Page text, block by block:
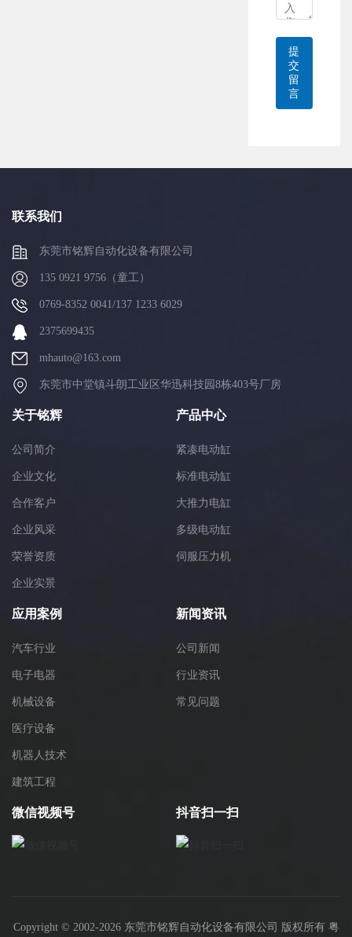
提
交
留
言
联系我们
东莞市铭辉自动化设备有限公司
135 0921 9756（童工）
0769-8352 0041/137 1233 6029
2375699435
mhauto@163.com
东莞市中堂镇斗朗工业区华迅科技园8栋403号厂房
关于铭辉
公司简介
企业文化
合作客户
企业风采
荣誉资质
企业实景
产品中心
紧凑电动缸
标准电动缸
大推力电缸
多级电动缸
伺服压力机
应用案例
汽车行业
电子电器
机械设备
医疗设备
机器人技术
建筑工程
新闻资讯
公司新闻
行业资讯
常见问题
微信视频号 抖音扫一扫
Copyright © 2002-2026 东莞市铭辉自动化设备有限公司 版权所有 粤